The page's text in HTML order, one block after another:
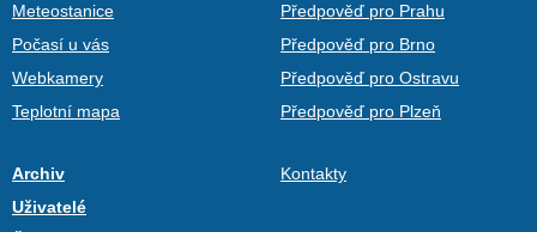
Meteostanice
Počasí u vás
Webkamery
Teplotní mapa
Předpověď pro Prahu
Předpověď pro Brno
Předpověď pro Ostravu
Předpověď pro Plzeň
Archiv
Uživatelé
Kontakty